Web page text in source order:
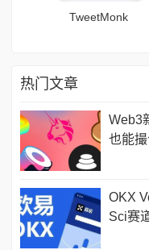
TweetMonk
热门文章
Web3
也能
OKX
Sci赛